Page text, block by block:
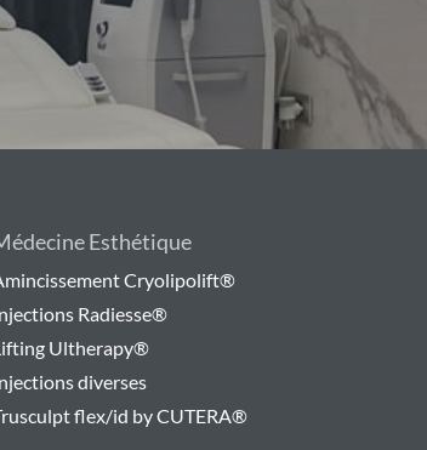
Esthétique
Cryolipolift®
Radiesse®
Ultherapy®
diverses
flex/id by CUTERA®